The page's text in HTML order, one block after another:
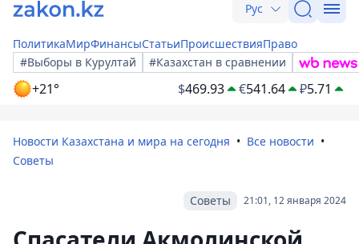
Рус
ПолитикаМирФинансыСтатьиПроисшествияПраво
#Выборы в Курултай
#Казахстан в сравнении
+21° $469.93 €541.64 ₽5.71
Новости Казахстана и мира на сегодня
Все новости
Советы
21:01, 12 января 2024
Советы